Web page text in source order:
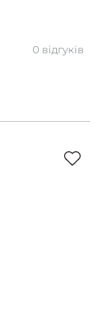
0 відгуків